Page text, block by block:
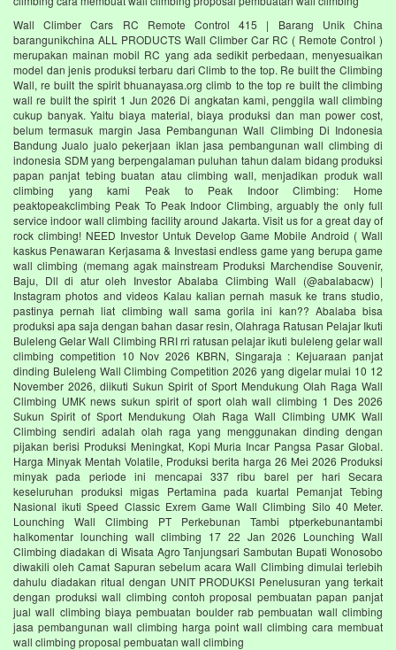
Wall Climber Cars RC Remote Control 415 | Barang Unik China
barangunikchina ALL PRODUCTS Wall Climber Car RC ( Remote Control )
merupakan mainan mobil RC yang ada sedikit perbedaan, menyesuaikan
model dan jenis produksi terbaru dari Climb to the top. Re built the Climbing
Wall, re built the spirit bhuanayasa.org climb to the top re built the climbing
wall re built the spirit 1 Jun 2026 Di angkatan kami, penggila wall climbing
cukup banyak. Yaitu biaya material, biaya produksi dan man power cost,
belum termasuk margin Jasa Pembangunan Wall Climbing Di Indonesia
Bandung Jualo jualo pekerjaan iklan jasa pembangunan wall climbing di
indonesia SDM yang berpengalaman puluhan tahun dalam bidang produksi
papan panjat tebing buatan atau climbing wall, menjadikan produk wall
climbing yang kami Peak to Peak Indoor Climbing: Home
peaktopeakclimbing Peak To Peak Indoor Climbing, arguably the only full
service indoor wall climbing facility around Jakarta. Visit us for a great day of
rock climbing! NEED Investor Untuk Develop Game Mobile Android ( Wall
kaskus Penawaran Kerjasama & Investasi endless game yang berupa game
wall climbing (memang agak mainstream Produksi Marchendise Souvenir,
Baju, Dll di atur oleh Investor Abalaba Climbing Wall (@abalabacw) |
Instagram photos and videos Kalau kalian pernah masuk ke trans studio,
pastinya pernah liat climbing wall sama gorila ini kan?? Abalaba bisa
produksi apa saja dengan bahan dasar resin, Olahraga Ratusan Pelajar Ikuti
Buleleng Gelar Wall Climbing RRI rri ratusan pelajar ikuti buleleng gelar wall
climbing competition 10 Nov 2026 KBRN, Singaraja : Kejuaraan panjat
dinding Buleleng Wall Climbing Competition 2026 yang digelar mulai 10 12
November 2026, diikuti Sukun Spirit of Sport Mendukung Olah Raga Wall
Climbing UMK news sukun spirit of sport olah wall climbing 1 Des 2026
Sukun Spirit of Sport Mendukung Olah Raga Wall Climbing UMK Wall
Climbing sendiri adalah olah raga yang menggunakan dinding dengan
pijakan berisi Produksi Meningkat, Kopi Muria Incar Pangsa Pasar Global.
Harga Minyak Mentah Volatile, Produksi berita harga 26 Mei 2026 Produksi
minyak pada periode ini mencapai 337 ribu barel per hari Secara
keseluruhan produksi migas Pertamina pada kuartal Pemanjat Tebing
Nasional ikuti Speed Classic Exrem Game Wall Climbing Silo 40 Meter.
Lounching Wall Climbing PT Perkebunan Tambi ptperkebunantambi
halkomentar lounching wall climbing 17 22 Jan 2026 Lounching Wall
Climbing diadakan di Wisata Agro Tanjungsari Sambutan Bupati Wonosobo
diwakili oleh Camat Sapuran sebelum acara Wall Climbing dimulai terlebih
dahulu diadakan ritual dengan UNIT PRODUKSI Penelusuran yang terkait
dengan produksi wall climbing contoh proposal pembuatan papan panjat
jual wall climbing biaya pembuatan boulder rab pembuatan wall climbing
jasa pembangunan wall climbing harga point wall climbing cara membuat
wall climbing proposal pembuatan wall climbing